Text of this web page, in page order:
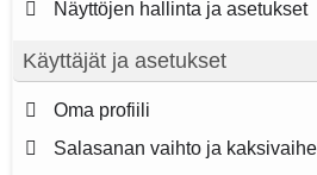
Näyttöjen hallinta ja asetukset
Käyttäjät ja asetukset
Oma profiili
Salasanan vaihto ja